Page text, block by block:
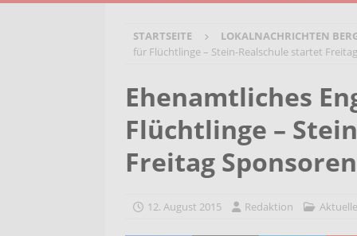
[ 6. August 2026 ] Wenn
[ 6. August 2026 ] Bürgerreise
AKTUELLES
[ 6. August 2026 ]
AKTUELLES
STARTSEITE
LOKALNACHRICHTEN
für Flüchtlinge – Stein-Realschule startet
Ehenamtliches
Flüchtlinge –
Freitag
12. August 2015 Redaktion